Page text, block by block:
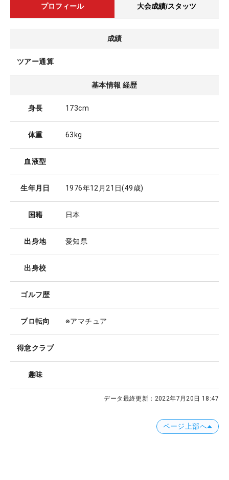
プロフィール 大会成績/スタッツ
成績
ツアー通算
基本情報 経歴
身長 173cm
体重 63kg
血液型
生年月日 1976年12月21日(49歳)
国籍 日本
出身地 愛知県
出身校
ゴルフ歴
プロ転向 ※アマチュア
得意クラブ
趣味
データ最終更新： 2022年7月20日 18:47
ページ上部へ